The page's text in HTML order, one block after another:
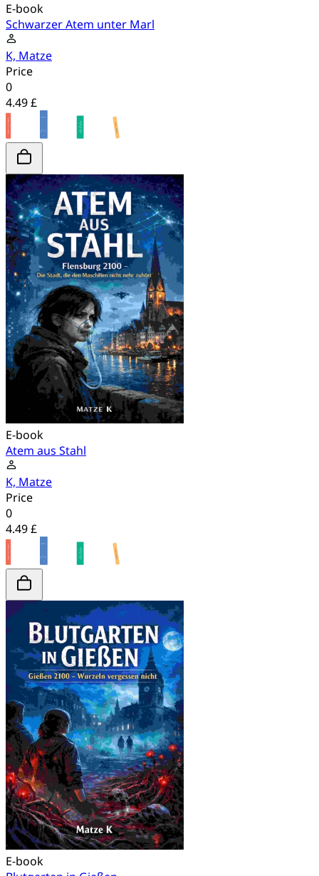
E-book
Schwarzer Atem unter Marl
K, Matze
Price
0
4.49 £
E-book
Atem aus Stahl
K, Matze
Price
0
4.49 £
E-book